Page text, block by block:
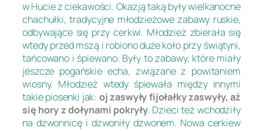
w Hucie z ciekawości. Okazją taką były wielkanocne
chachułki, tradycyjne młodzieżowe zabawy ruskie,
odbywające się przy cerkwi. Młodzież zbierała się
wtedy przed mszą i robiono duże koło przy świątyni,
tańcowano i śpiewano. Były to zabawy, które miały
jeszcze pogańskie echa, związane z powitaniem
wiosny. Młodzież wtedy śpiewała między innymi
takie piosenki jak: oj zaswyły fijołałky zaswyły, aż
się hory z dołynami pokryły. Dzieci też wchodziły
na dzwonnicę i dzwoniły dzwonem. Nowa cerkiew